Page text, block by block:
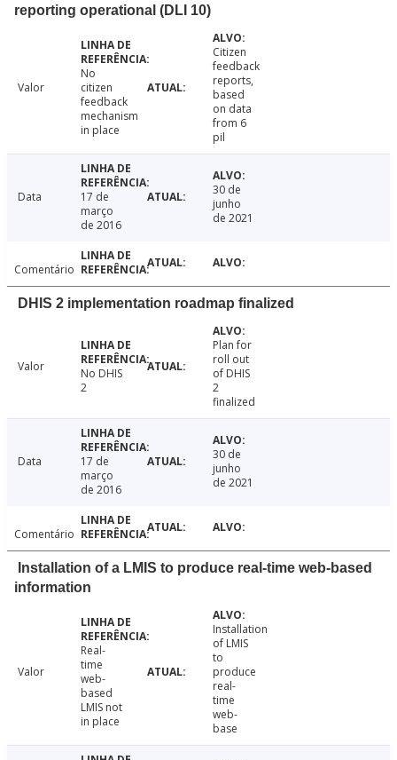
reporting operational (DLI 10)
Valor
No
citizen
feedback
mechanism
in place
Citizen
feedback
reports,
based
on data
from 6
pil
Data
17 de
março
de 2016
30 de
junho
de 2021
Comentário
DHIS 2 implementation roadmap finalized
Valor
No DHIS
2
Plan for
roll out
of DHIS
2
finalized
Data
17 de
março
de 2016
30 de
junho
de 2021
Comentário
Installation of a LMIS to produce real-time web-based
information
Valor
Real-
time
web-
based
LMIS not
in place
Installation
of LMIS
to
produce
real-
time
web-
base